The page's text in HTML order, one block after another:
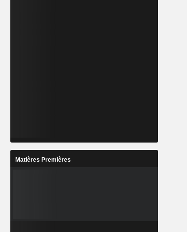
Matières Premières